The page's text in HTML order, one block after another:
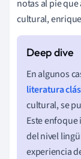
notas al pie
cultural,
En algunos
literatura
cultural, se
Este
del nivel
experiencia